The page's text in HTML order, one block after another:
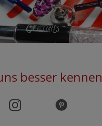
besser kennen